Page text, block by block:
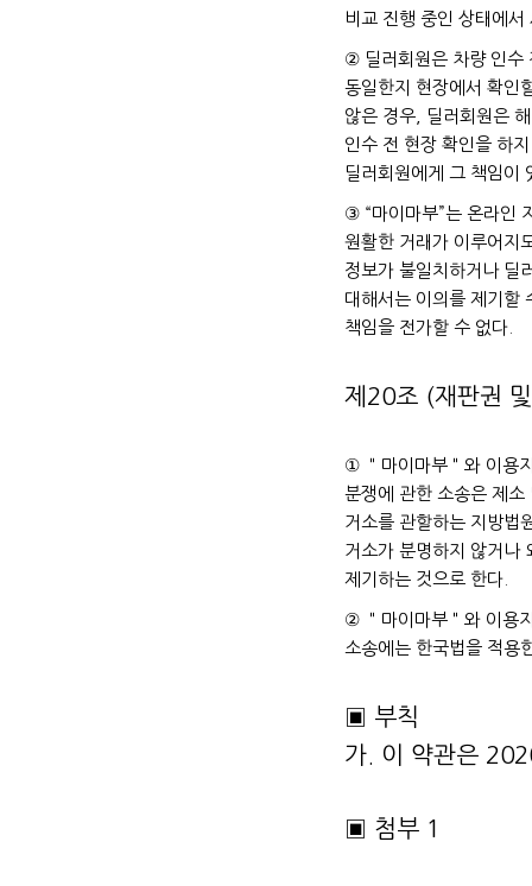
비교 진행 중인 상태에
② 딜러회원은 차량 인수
동일한지 현장에서 확인
않은 경우, 딜러회원은
인수 전 현장 확인을 하
딜러회원에게 그 책임이
③ “마이마부”는 온라인
원활한 거래가 이루어지
정보가 불일치하거나 딜
대해서는 이의를 제기할
책임을 전가할 수 없다.
제20조 (재판권
① ＂마이마부＂와 이용
분쟁에 관한 소송은 제
거소를 관할하는 지방법
거소가 분명하지 않거나
제기하는 것으로 한다.
② ＂마이마부＂와 이용
소송에는 한국법을 적용
▣ 부칙
가. 이 약관은
▣ 첨부 1